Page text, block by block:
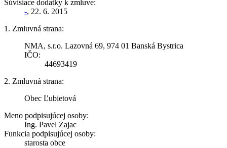
Súvisiace dodatky k zmluve:
-, 22. 6. 2015
1. Zmluvná strana:
NMA, s.r.o. Lazovná 69, 974 01 Banská Bystrica
IČO:
44693419
2. Zmluvná strana:
Obec Ľubietová
Meno podpisujúcej osoby:
Ing. Pavel Zajac
Funkcia podpisujúcej osoby:
starosta obce